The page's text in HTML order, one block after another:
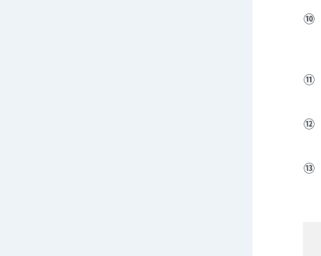
⑩
⑪
⑫
⑬